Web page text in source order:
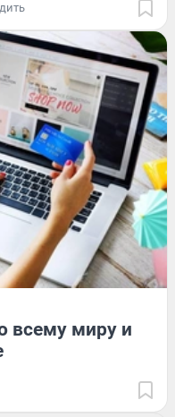
всему миру и